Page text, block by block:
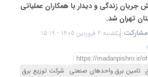
جریان زندگی و دیدار با همکاران عملیاتی
تهران شد.
مشارکت یکشنبه 2 فروردین 1405 - 15:19
تامین برق واحدهای صنعتی شرکت توزیع برق